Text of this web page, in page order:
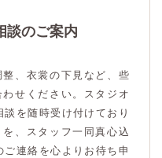
談のご案内
、衣裳の下見など、些
せください。スタジオ
を随時受け付けており
、スタッフ一同真心込
連絡を心よりお待ち申